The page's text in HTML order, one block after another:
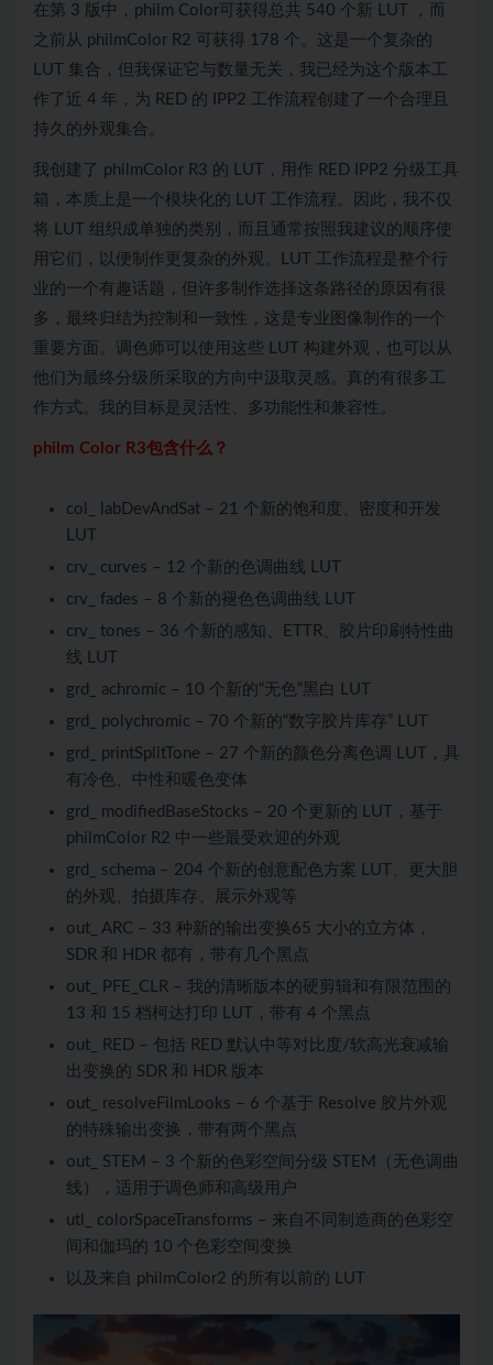
在第 3 版中，philm Color可获得总共 540 个新 LUT ，而
之前从 philmColor R2 可获得 178 个。这是一个复杂的
LUT 集合，但我保证它与数量无关，我已经为这个版本工
作了近 4 年，为 RED 的 IPP2 工作流程创建了一个合理且
持久的外观集合。
我创建了 philmColor R3 的 LUT，用作 RED IPP2 分级工具
箱，本质上是一个模块化的 LUT 工作流程。因此，我不仅
将 LUT 组织成单独的类别，而且通常按照我建议的顺序使
用它们，以便制作更复杂的外观。LUT 工作流程是整个行
业的一个有趣话题，但许多制作选择这条路径的原因有很
多，最终归结为控制和一致性，这是专业图像制作的一个
重要方面。调色师可以使用这些 LUT 构建外观，也可以从
他们为最终分级所采取的方向中汲取灵感。真的有很多工
作方式。我的目标是灵活性、多功能性和兼容性。
philm Color R3包含什么？
col_ labDevAndSat – 21 个新的饱和度、密度和开发
LUT
crv_ curves – 12 个新的色调曲线 LUT
crv_ fades – 8 个新的褪色色调曲线 LUT
crv_ tones – 36 个新的感知、ETTR、胶片印刷特性曲
线 LUT
grd_ achromic – 10 个新的“无色”黑白 LUT
grd_ polychromic – 70 个新的“数字胶片库存” LUT
grd_ printSplitTone – 27 个新的颜色分离色调 LUT，具
有冷色、中性和暖色变体
grd_ modifiedBaseStocks – 20 个更新的 LUT，基于
philmColor R2 中一些最受欢迎的外观
grd_ schema – 204 个新的创意配色方案 LUT、更大胆
的外观、拍摄库存、展示外观等
out_ ARC – 33 种新的输出变换65 大小的立方体，
SDR 和 HDR 都有，带有几个黑点
out_ PFE_CLR – 我的清晰版本的硬剪辑和有限范围的
13 和 15 档柯达打印 LUT，带有 4 个黑点
out_ RED – 包括 RED 默认中等对比度/软高光衰减输
出变换的 SDR 和 HDR 版本
out_ resolveFilmLooks – 6 个基于 Resolve 胶片外观
的特殊输出变换，带有两个黑点
out_ STEM – 3 个新的色彩空间分级 STEM（无色调曲
线），适用于调色师和高级用户
utl_ colorSpaceTransforms – 来自不同制造商的色彩空
间和伽玛的 10 个色彩空间变换
以及来自 philmColor2 的所有以前的 LUT